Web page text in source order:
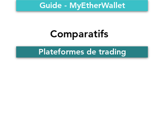
Comparatifs
Plateformes de trading
Guide - MyEtherWallet